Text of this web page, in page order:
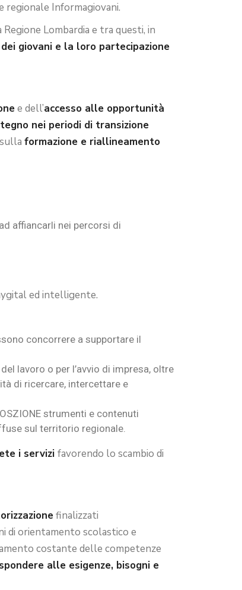
Informagiovani.
Lombardia e tra questi, in
giovani e la loro partecipazione
e dell’accesso alle opportunità
nei periodi di transizione
formazione e riallineamento
affiancarli nei percorsi di
ed intelligente.
concorrere a supportare il
lavoro o per l’avvio di impresa, oltre
di ricercare, intercettare e
strumenti e contenuti
sul territorio regionale.
i servizi favorendo lo scambio di
finalizzati
di orientamento scolastico e
costante delle competenze
alle esigenze, bisogni e